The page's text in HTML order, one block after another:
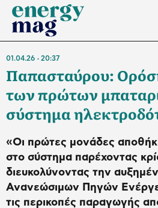
01.04.26 20:37
Παπασταύρου:
των πρώτων
σύστημα
«Οι πρώτες μονάδες
στο σύστημα παρέχοντας
διευκολύνοντας την
Ανανεώσιμων Πηγών
τις περικοπές παραγωγής